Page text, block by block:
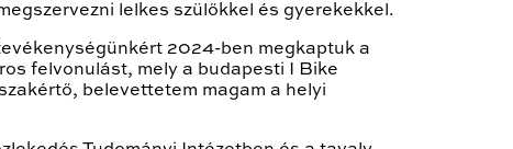
lelkes szülőkkel és gyerekekkel.
2024-ben megkaptuk a
felvonulást, mely a budapesti I Bike
belevettetem magam a helyi